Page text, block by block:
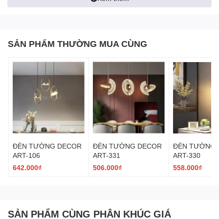
Chống bám bụi, dễ lau chùi
kế, vừa có khả năng chống chịu tốt với môi trường.
SẢN PHẨM THƯỜNG MUA CÙNG
ĐÈN TƯỜNG DECOR
ART-106
642.000₫
ĐÈN TƯỜNG DECOR
ART-331
506.000₫
ĐÈN TƯỜNG
ART-330
558.000₫
SẢN PHẨM CÙNG PHÂN KHÚC GIÁ